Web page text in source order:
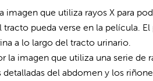
imagen que utiliza rayos X para
pueda verse en la película.
a lo largo del tracto urinario.
la imagen que utiliza una serie de
del abdomen y los